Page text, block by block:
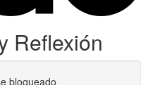
Reflexión
bloqueado